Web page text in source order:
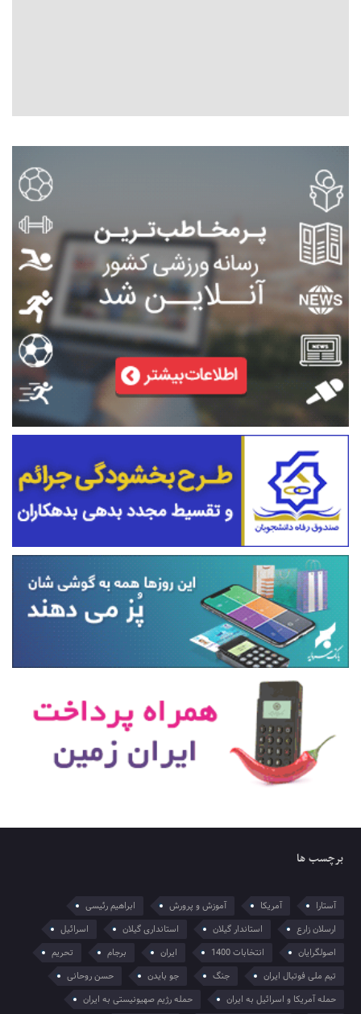
برچسب ها
آستارا آمریکا آموزش و پرورش
ابراهیم رئیسی
ارسلان زارع
استاندار گیلان استانداری گیلان
اسرائیل
اصولگرایان
انتخابات 1400 ایران برجام
تحریم
تیم ملی فوتبال ایران
جنگ جو بایدن
حسن روحانی
حمله آمریکا و اسرائیل به ایران
حمله رژیم صهیونیستی به ایران